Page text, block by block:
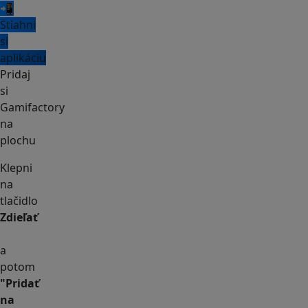
📲
Stiahni
si
aplikáciu
Pridaj
si
Gamifactory
na
plochu
Klepni
na
tlačidlo
Zdieľať
a
potom
"Pridať
na